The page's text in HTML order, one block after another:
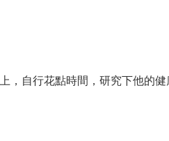
，自行花點時間，研究下他的健